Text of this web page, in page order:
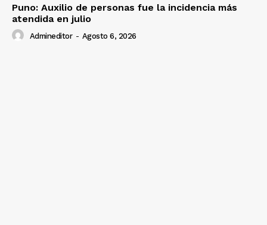
Puno: Auxilio de personas fue la incidencia más
atendida en julio
Admineditor - Agosto 6, 2026